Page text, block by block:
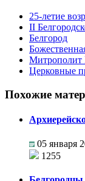
25-летие
II
Белгород
Митрополит
Церковные
Похожие
05 января
1255